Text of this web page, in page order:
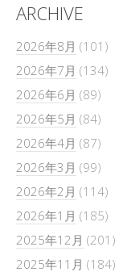
ARCHIVE
2026年8月 (101)
2026年7月 (134)
2026年6月 (89)
2026年5月 (84)
2026年4月 (87)
2026年3月 (99)
2026年2月 (114)
2026年1月 (185)
2025年12月 (201)
2025年11月 (184)